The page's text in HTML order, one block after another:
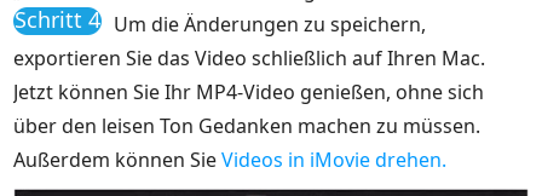
Schritt 4 Um die Änderungen zu speichern,
exportieren Sie das Video schließlich auf Ihren Mac.
Jetzt können Sie Ihr MP4-Video genießen, ohne sich
über den leisen Ton Gedanken machen zu müssen.
Außerdem können SieVideos in iMovie drehen.